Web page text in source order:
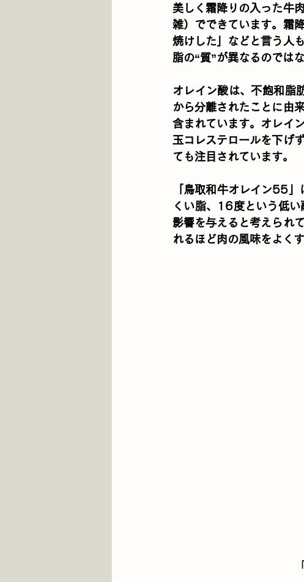
美しく霜降りの入った牛
雑）でできています。霜
焼けした」などと言う人
脂の“質”が異なるのでは
オレイン酸は、不飽和脂
から分離されたことに由
含まれています。オレイ
玉コレステロールを下げ
ても注目されています。
「鳥取和牛オレイン55
くい脂、16度という低
影響を与えると考えられ
れるほど肉の風味をよく